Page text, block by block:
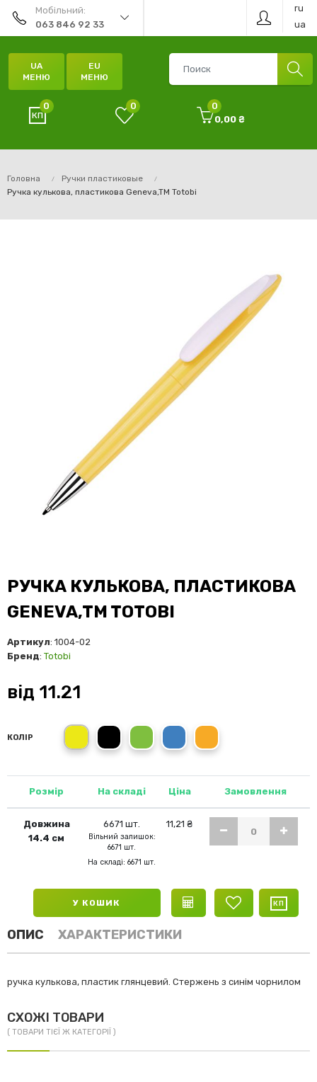
Мобільний:
063 846 92 33
ru
ua
UA
МЕНЮ
EU
МЕНЮ
0 0
0
0,00 ₴
Головна
Ручки пластиковые
Ручка кулькова, пластикова Geneva,TM Totobi
РУЧКА КУЛЬКОВА, ПЛАСТИКОВА
GENEVA,TM TOTOBI
Артикул: 1004-02
Бренд: Totobi
від 11.21
КОЛІР
жовтийчорний зеленийсиній помаранчевий
Розмір На складі Ціна Замовлення
Довжина
14.4 см
6671 шт.
Вільний залишок:
6671 шт.
На складі: 6671 шт.
11,21 ₴
У КОШИК
ОПИС ХАРАКТЕРИСТИКИ
ручка кулькова, пластик глянцевий. Стержень з синім чорнилом
СХОЖІ ТОВАРИ
( ТОВАРИ ТІЄЇ Ж КАТЕГОРІЇ )